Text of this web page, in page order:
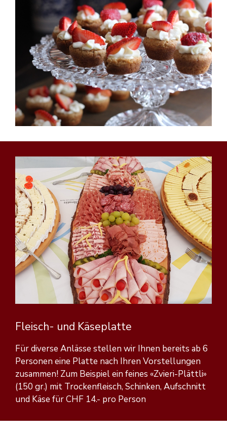
Fleisch- und Käseplatte
Für diverse Anlässe stellen wir Ihnen bereits ab 6
Personen eine Platte nach Ihren Vorstellungen
zusammen! Zum Beispiel ein feines «Zvieri-Plättli»
(150 gr.) mit Trockenfleisch, Schinken, Aufschnitt
und Käse für CHF 14.- pro Person